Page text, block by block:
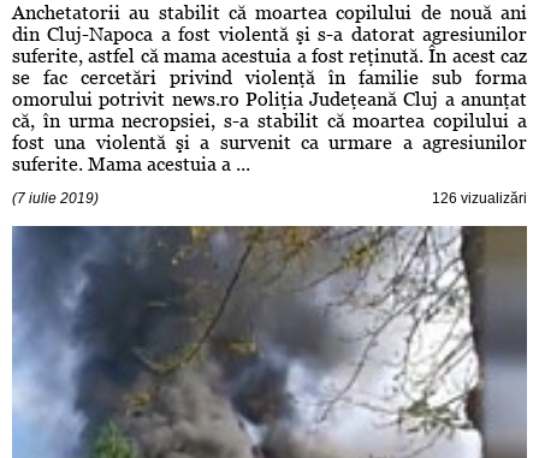
Anchetatorii au stabilit că moartea copilului de nouă ani
din Cluj-Napoca a fost violentă şi s-a datorat agresiunilor
suferite, astfel că mama acestuia a fost reţinută. În acest caz
se fac cercetări privind violenţă în familie sub forma
omorului potrivit news.ro Poliţia Judeţeană Cluj a anunţat
că, în urma necropsiei, s-a stabilit că moartea copilului a
fost una violentă şi a survenit ca urmare a agresiunilor
suferite. Mama acestuia a ...
(7 iulie 2019) 126 vizualizări